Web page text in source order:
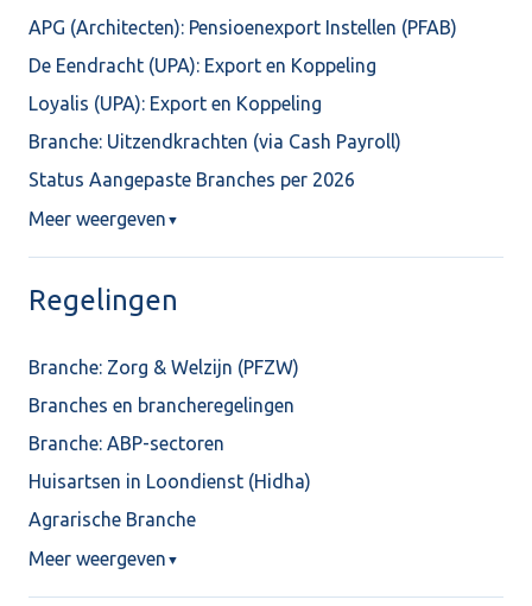
APG (Architecten): Pensioenexport Instellen (PFAB)
De Eendracht (UPA): Export en Koppeling
Loyalis (UPA): Export en Koppeling
Branche: Uitzendkrachten (via Cash Payroll)
Status Aangepaste Branches per 2026
Meer weergeven ▼
Regelingen
Branche: Zorg & Welzijn (PFZW)
Branches en brancheregelingen
Branche: ABP-sectoren
Huisartsen in Loondienst (Hidha)
Agrarische Branche
Meer weergeven ▼